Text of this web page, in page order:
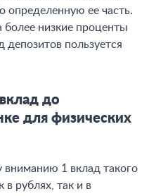
определенную ее часть.
более низкие проценты
пользуется
до
для физических
вниманию 1 вклад такого
рублях, так и в